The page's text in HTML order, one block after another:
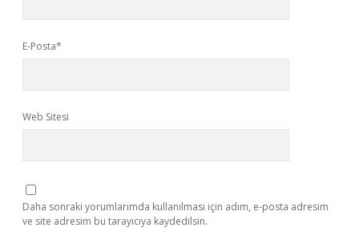
E-Posta*
Web Sitesi
Daha sonraki yorumlarımda kullanılması için adım, e-posta adresim
ve site adresim bu tarayıcıya kaydedilsin.